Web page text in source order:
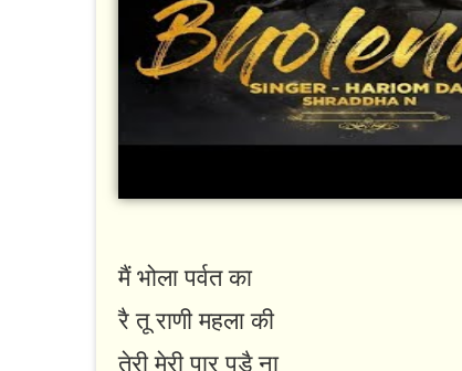
मैं भोला पर्वत का
रै तू राणी महला की
तेरी मेरी पार पड़ै ना